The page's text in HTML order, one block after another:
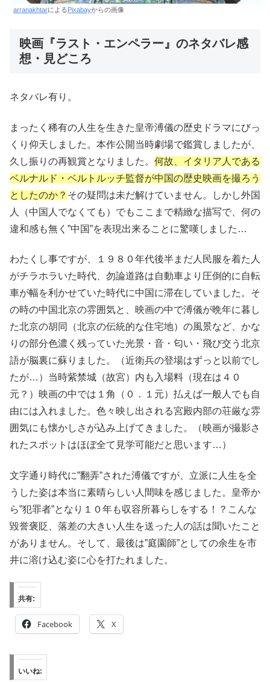
arranakhtarによるPixabayからの画像
映画『ラスト・エンペラー』のネタバレ感
想・見どころ
ネタバレ有り。
まったく稀有の人生を生きた皇帝溥儀の歴史ドラマにびっ
くり仰天しました。本作公開当時劇場で鑑賞しましたが、
久し振りの再観賞となりました。 何故、イタリア人である
ベルナルド・ベルトルッチ監督が中国の歴史映画を撮ろう
としたのか？ その疑問は未だ解けていません。しかし外国
人（中国人でなくても）でもここまで精緻な描写で、何の
違和感も無く”中国”を表現出来ることに驚嘆しました…
わたくし事ですが、１９８０年代後半まだ人民服を着た人
がチラホラいた時代、勿論道路は自動車より圧倒的に自転
車が幅を利かせていた時代に中国に滞在していました。そ
の時の中国北京の雰囲気と、映画の中で溥儀が晩年に暮し
た北京の胡同（北京の伝統的な住宅地）の風景など、かな
りの部分色濃く残っていた光景・音・匂い・飛び交う北京
語が脳裏に蘇りました。（近衛兵の登場はずっと以前でし
たが…）当時紫禁城（故宮）内も入場料（現在は４０
元？）映画の中では１角（０．１元）払えば一般人でも自
由には入れました。色々映し出される宮殿内部の荘厳な雰
囲気にも懐かしさが込み上げてきました。（映画が撮影さ
れたスポットはほぼ全て見学可能だと思います…）
文字通り時代に”翻弄”された溥儀ですが、立派に人生を全
うした姿は本当に素晴らしい人間味を感じました。皇帝か
ら”犯罪者”となり１０年も収容所暮らしをする！？こんな
毀誉褒貶、落差の大きい人生を送った人の話は聞いたこと
がありません。そして、最後は”庭園師”としての余生を市
井に溶け込む姿に心を打たれました。
共有:
Facebook X
いいね: